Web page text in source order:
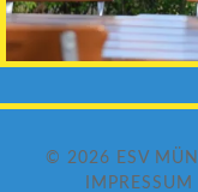
© 2026 ESV
IMPRESSUM